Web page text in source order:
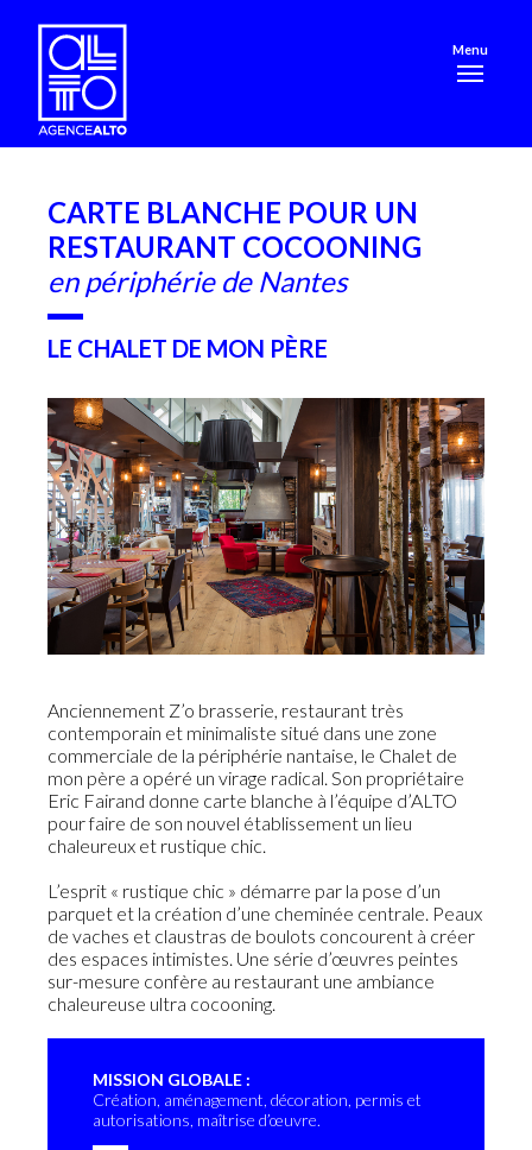
Menu
CARTE BLANCHE POUR UN
RESTAURANT COCOONING
en périphérie de Nantes
LE CHALET DE MON PÈRE
Anciennement Z’o brasserie, restaurant très
contemporain et minimaliste situé dans une zone
commerciale de la périphérie nantaise, le Chalet de
mon père a opéré un virage radical. Son propriétaire
Eric Fairand donne carte blanche à l’équipe d’ALTO
pour faire de son nouvel établissement un lieu
chaleureux et rustique chic.
L’esprit « rustique chic » démarre par la pose d’un
parquet et la création d’une cheminée centrale. Peaux
de vaches et claustras de boulots concourent à créer
des espaces intimistes. Une série d’œuvres peintes
sur-mesure confère au restaurant une ambiance
chaleureuse ultra cocooning.
MISSION GLOBALE :
Création, aménagement, décoration, permis et
autorisations, maîtrise d’œuvre.